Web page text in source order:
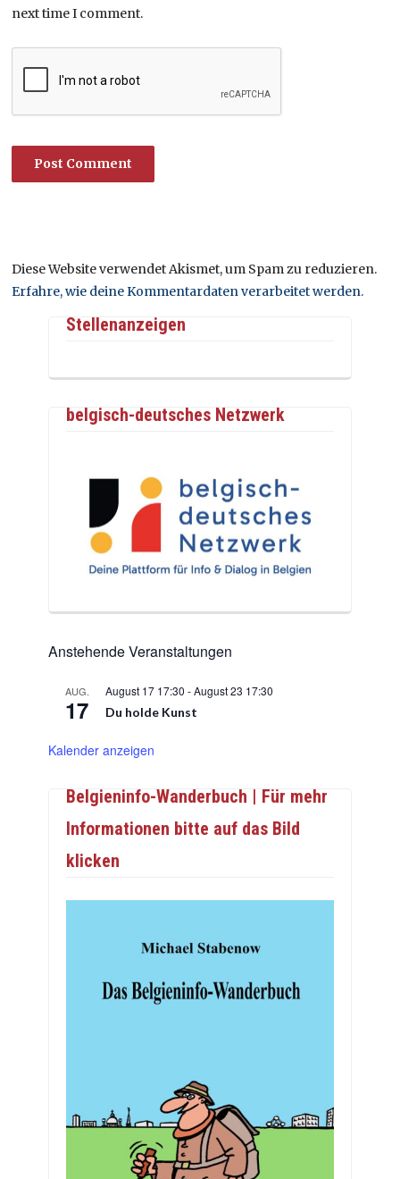
next time I comment.
Diese Website verwendet Akismet, um Spam zu reduzieren.
Erfahre, wie deine Kommentardaten verarbeitet werden.
Stellenanzeigen
belgisch-deutsches Netzwerk
Anstehende Veranstaltungen
AUG.
17
August 17 17:30 -August 23 17:30
Du holde Kunst
Kalender anzeigen
Belgieninfo-Wanderbuch | Für mehr
Informationen bitte auf das Bild
klicken